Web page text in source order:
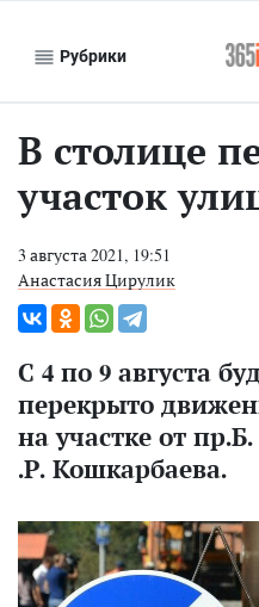
Рубрики
В столице
участок
3 августа 2021, 19:51
Анастасия Цирулик
С 4 по 9 августа
перекрыто
на участке от
.Р. Кошкарбаева.